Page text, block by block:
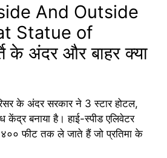
And Outside
Statue of
के अंदर और बाहर क्या
के अंदर सरकार ने 3 स्टार होटल,
बनाया है। हाई-स्पीड एलिवेटर
फीट तक ले जाते हैं जो प्रतिमा के